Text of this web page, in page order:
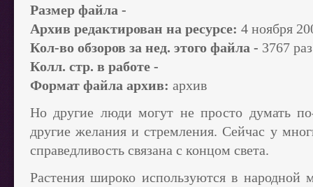
Размер файла -
Архив редактирован на ресурсе: 4 ноября
Кол-во обзоров за нед. этого файла - 3767 раз
Колл. стр. в работе -
Формат файла архив: архив
Но другие люди могут не просто думать
другие желания и стремления. Сейчас у
справедливость связана с концом света.
Растения широко используются в народной